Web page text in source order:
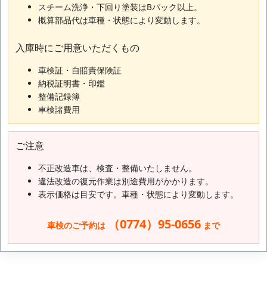
スチーム洗浄・下回り塗装はBパック以上。
概算部品代は車種・状態により変動します。
入庫時にご用意いただくもの
車検証・自賠責保険証
納税証明書・印鑑
整備記録簿
車検諸費用
ご注意
不正改造車は、検査・整備いたしません。
違法改造の復元作業は別途費用がかかります。
表示価格は目安です。車種・状態により変動します。
車検のご予約は （0774）95-0656 まで